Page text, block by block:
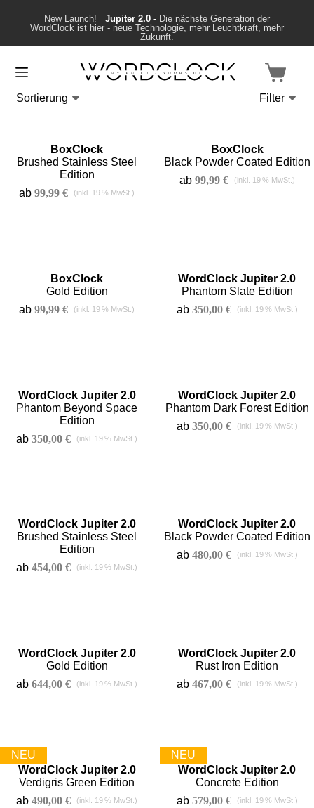
New Launch! Jupiter 2.0 - Die nächste Generation der
WordClock ist hier - neue Technologie, mehr Leuchtkraft, mehr
Zukunft.
Sortierung Filter
BoxClock
Brushed Stainless Steel
Edition
ab99,99€
BoxClock
Black Powder Coated Edition
ab 99,99 €
BoxClock
Gold Edition
ab99,99€
WordClock Jupiter 2.0
Phantom Slate Edition
ab 350,00 €
WordClock Jupiter 2.0
Phantom Beyond Space
Edition
ab350,00€
WordClock Jupiter 2.0
Phantom Dark Forest Edition
ab 350,00 €
WordClock Jupiter 2.0
Brushed Stainless Steel
Edition
ab454,00€
WordClock Jupiter 2.0
Black Powder Coated Edition
ab 480,00 €
WordClock Jupiter 2.0
Gold Edition
ab644,00€
WordClock Jupiter 2.0
Rust Iron Edition
ab 467,00 €
WordClock Jupiter 2.0
Verdigris Green Edition
ab490,00€
WordClock Jupiter 2.0
Concrete Edition
ab 579,00 €